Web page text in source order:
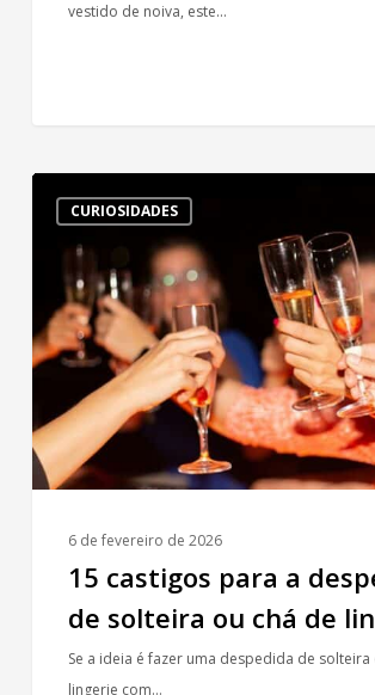
vestido de noiva, este…
CURIOSIDADES
castigos
despedida
de
solteira
chá
de
6 de fevereiro de 2026
15 castigos para a
de solteira ou chá de
Se a ideia é fazer uma despedida de solteira
lingerie com…